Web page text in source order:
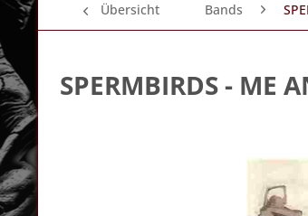
Übersicht Bands
SPERMBIRDS- ME